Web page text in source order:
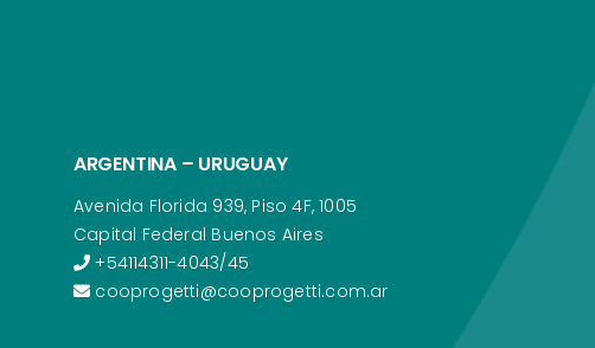
ARGENTINA – URUGUAY
Avenida Florida 939, Piso 4F, 1005
Capital Federal Buenos Aires
+54114311-4043/45
cooprogetti@cooprogetti.com.ar